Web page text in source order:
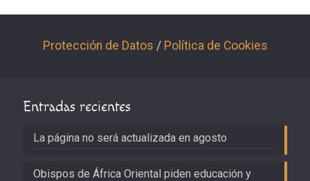
Protección de Datos / Política de Cookies
Entradas recientes
La página no será actualizada en agosto
Obispos de África Oriental piden educación y